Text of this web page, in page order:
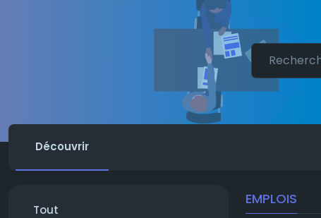
Découvrir
Tout
EMPLOIS